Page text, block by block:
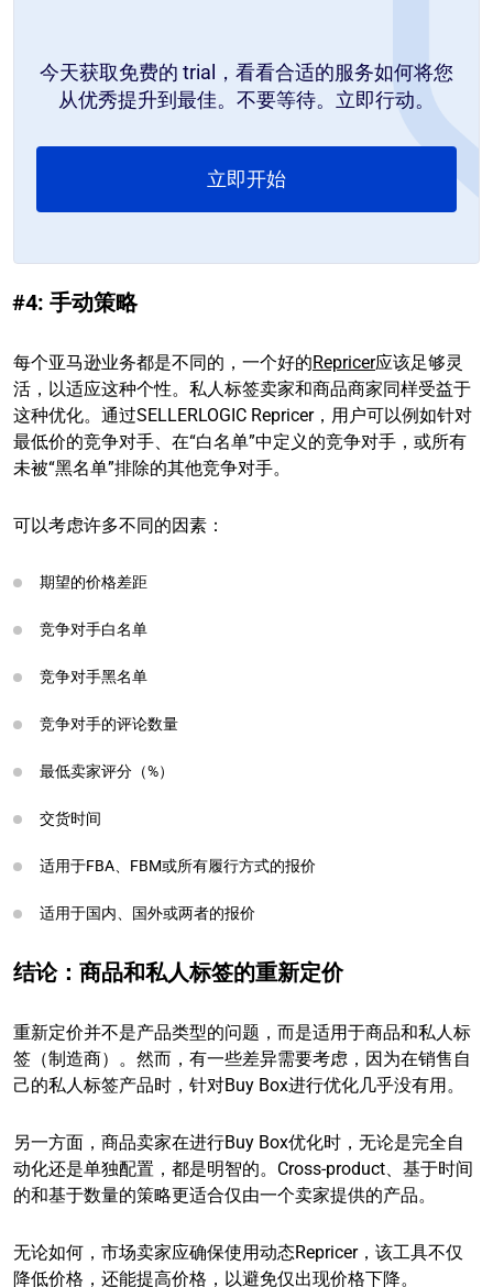
今天获取免费的 trial，看看合适的服务如何将您
从优秀提升到最佳。不要等待。立即行动。
立即开始
#4: 手动策略
每个亚马逊业务都是不同的，一个好的Repricer应该足够灵
活，以适应这种个性。私人标签卖家和商品商家同样受益于
这种优化。通过SELLERLOGIC Repricer，用户可以例如针对
最低价的竞争对手、在“白名单”中定义的竞争对手，或所有
未被“黑名单”排除的其他竞争对手。
可以考虑许多不同的因素：
期望的价格差距
竞争对手白名单
竞争对手黑名单
竞争对手的评论数量
最低卖家评分（%）
交货时间
适用于FBA、FBM或所有履行方式的报价
适用于国内、国外或两者的报价
结论：商品和私人标签的重新定价
重新定价并不是产品类型的问题，而是适用于商品和私人标
签（制造商）。然而，有一些差异需要考虑，因为在销售自
己的私人标签产品时，针对Buy Box进行优化几乎没有用。
另一方面，商品卖家在进行Buy Box优化时，无论是完全自
动化还是单独配置，都是明智的。Cross-product、基于时间
的和基于数量的策略更适合仅由一个卖家提供的产品。
无论如何，市场卖家应确保使用动态Repricer，该工具不仅
降低价格，还能提高价格，以避免仅出现价格下降。